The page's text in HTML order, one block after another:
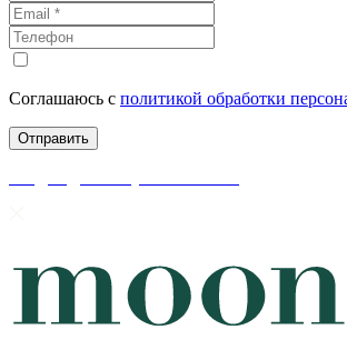
Соглашаюсь с политикой обработки